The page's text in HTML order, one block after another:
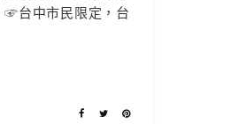
☞台中市民限定，台